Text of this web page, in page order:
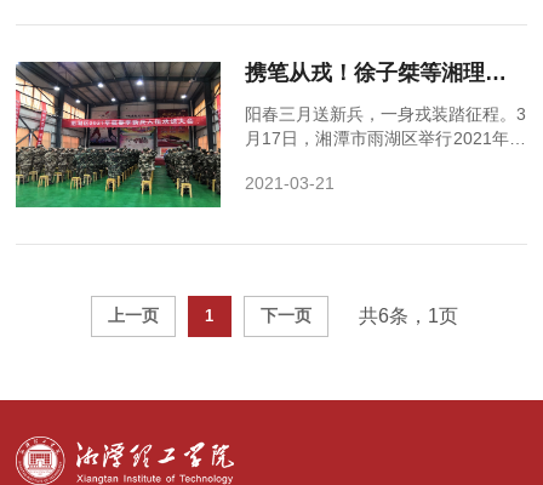
携笔从戎！徐子桀等湘理工学生踏上军旅新征程
阳春三月送新兵，一身戎装踏征程。3
月17日，湘潭市雨湖区举行2021年度
湘潭理工学院徐子桀是第一位从学校
2021-03-21
1 共6条，1页